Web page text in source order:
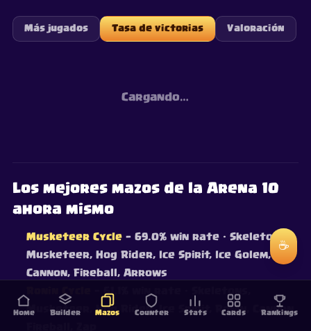
Más jugados Tasa de victorias Valoración
Cargando…
Los mejores mazos de la Arena 10
ahora mismo
Musketeer Cycle — 69.0% win rate · Skeletons,
Musketeer, Hog Rider, Ice Spirit, Ice Golem,
Cannon, Fireball, Arrows
Ronin Cycle
— 61.1% win rate
· Skeletons,
Musketeer, Hog Rider, Ice Spirit, Ronin, Cannon,
Home Builder Mazos Counter Stats Cards Rankings
☕